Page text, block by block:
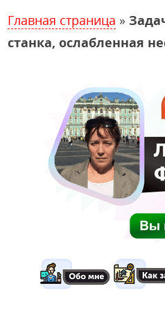
Главная страница »
станка, ослабленная